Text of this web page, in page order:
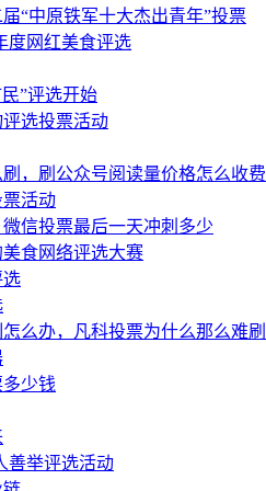
“中原铁军十大杰出青年”投票
度网红美食评选
”评选开始
选投票活动
，刷公众号阅读量价格怎么收费
活动
信投票最后一天冲刺多少
食网络评选大赛
选
么办，凡科投票为什么那么难刷
少钱
善举评选活动